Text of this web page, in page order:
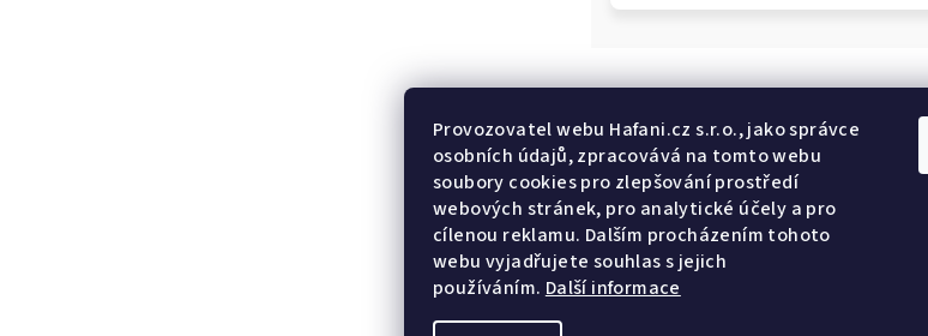
Provozovatel webu Hafani.cz s.r.o., jako správce
osobních údajů, zpracovává na tomto webu
soubory cookies pro zlepšování prostředí
webových stránek, pro analytické účely a pro
cílenou reklamu. Dalším procházením tohoto
webu vyjadřujete souhlas s jejich
používáním. Další informace